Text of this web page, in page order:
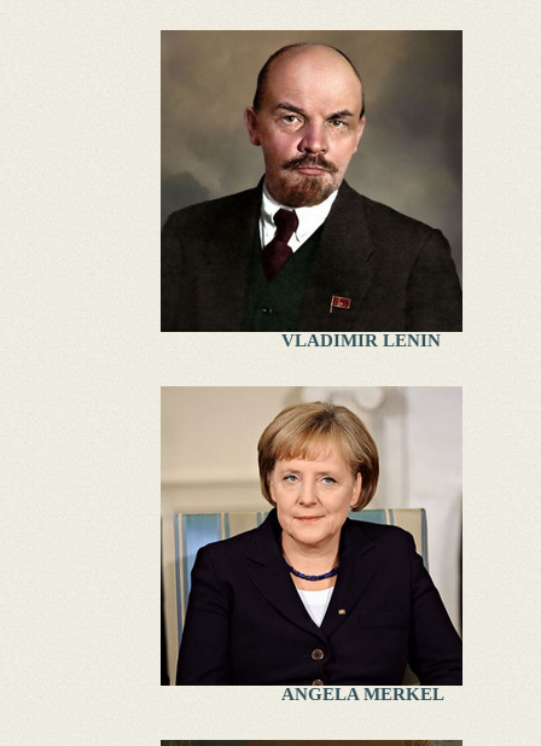
VLADIMIR LENIN
ANGELA MERKEL